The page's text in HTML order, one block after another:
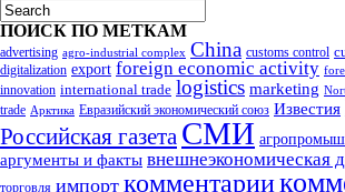
ПОИСК ПО МЕТКАМ
advertising agro-industrial complex China customs control
digitalization export foreign economic activity
innovation international trade logistics marketing
trade Арктика Евразийский экономический союз Известия
Российская газета СМИ
аргументы и факты внешнеэкономическая
торговля импорт комментарии